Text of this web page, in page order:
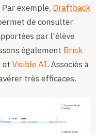
exemple, Draftback
de consulter
par l'élève
également Brisk
et Visible AI. Associés à
très efficaces.